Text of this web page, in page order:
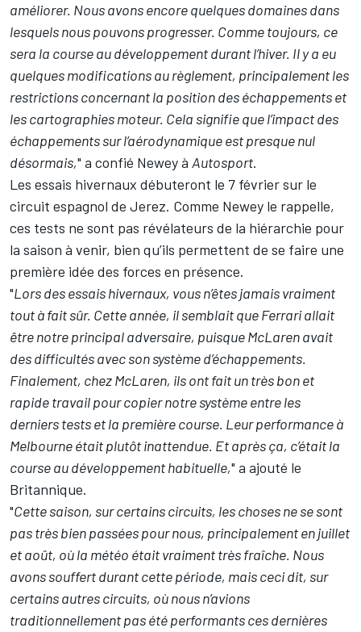
améliorer. Nous avons encore quelques domaines dans
lesquels nous pouvons progresser. Comme toujours, ce
sera la course au développement durant l’hiver. Il y a eu
quelques modifications au règlement, principalement les
restrictions concernant la position des échappements et
les cartographies moteur. Cela signifie que l’impact des
échappements sur l’aérodynamique est presque nul
désormais," a confié Newey à Autosport.
Les essais hivernaux débuteront le 7 février sur le
circuit espagnol de Jerez. Comme Newey le rappelle,
ces tests ne sont pas révélateurs de la hiérarchie pour
la saison à venir, bien qu’ils permettent de se faire une
première idée des forces en présence.
"Lors des essais hivernaux, vous n’êtes jamais vraiment
tout à fait sûr. Cette année, il semblait que Ferrari allait
être notre principal adversaire, puisque McLaren avait
des difficultés avec son système d’échappements.
Finalement, chez McLaren, ils ont fait un très bon et
rapide travail pour copier notre système entre les
derniers tests et la première course. Leur performance à
Melbourne était plutôt inattendue. Et après ça, c’était la
course au développement habituelle," a ajouté le
Britannique.
"Cette saison, sur certains circuits, les choses ne se sont
pas très bien passées pour nous, principalement en juillet
et août, où la météo était vraiment très fraîche. Nous
avons souffert durant cette période, mais ceci dit, sur
certains autres circuits, où nous n’avions
traditionnellement pas été performants ces dernières